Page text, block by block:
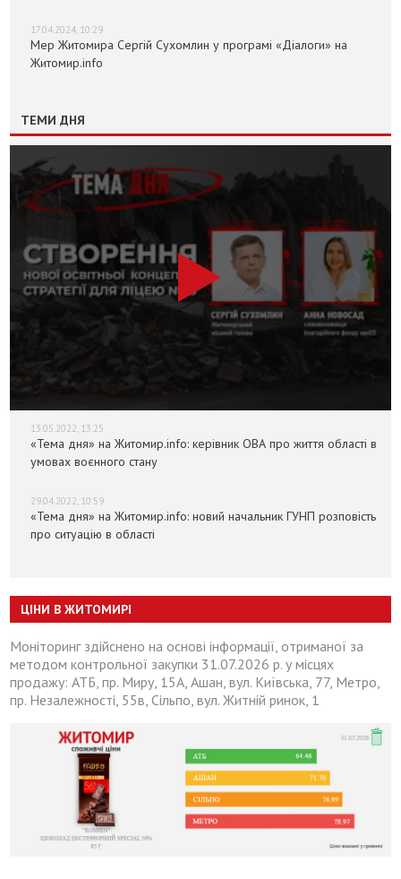
17.04.2024, 10:29
Мер Житомира Сергій Сухомлин у програмі «Діалоги» на
Житомир.info
ТЕМИ ДНЯ
13.05.2022, 13:25
«Тема дня» на Житомир.info: керівник ОВА про життя області в
умовах воєнного стану
29.04.2022, 10:59
«Тема дня» на Житомир.info: новий начальник ГУНП розповість
про ситуацію в області
ЦІНИ В ЖИТОМИРІ
Моніторинг здійснено на основі інформації, отриманої за
методом контрольної закупки 31.07.2026 р. у місцях
продажу: АТБ, пр. Миру, 15А, Ашан, вул. Київська, 77, Метро,
пр. Незалежності, 55в, Сільпо, вул. Житній ринок, 1